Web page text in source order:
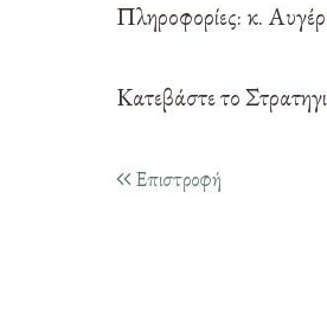
Πληροφορίες: κ.
Κατεβάστε το
Επιστροφή